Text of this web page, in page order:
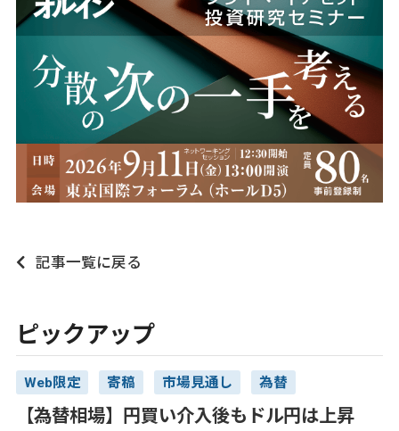
記事一覧に戻る
ピックアップ
Web限定 寄稿 市場見通し 為替
【為替相場】円買い介入後もドル円は上昇